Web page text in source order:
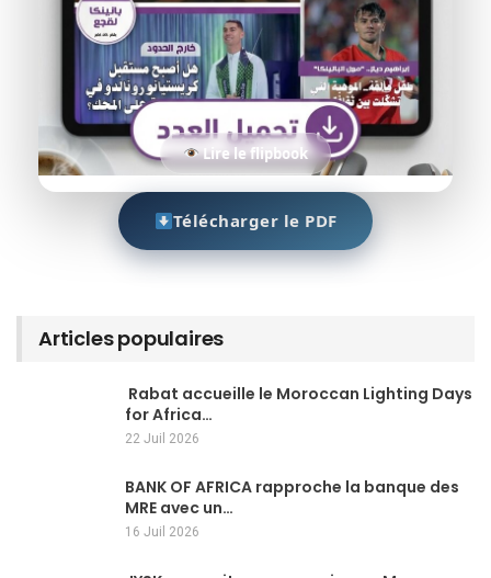
Lire le flipbook
Télécharger le PDF
Articles populaires
Rabat accueille le Moroccan Lighting Days
for Africa…
22 Juil 2026
BANK OF AFRICA rapproche la banque des
MRE avec un…
16 Juil 2026